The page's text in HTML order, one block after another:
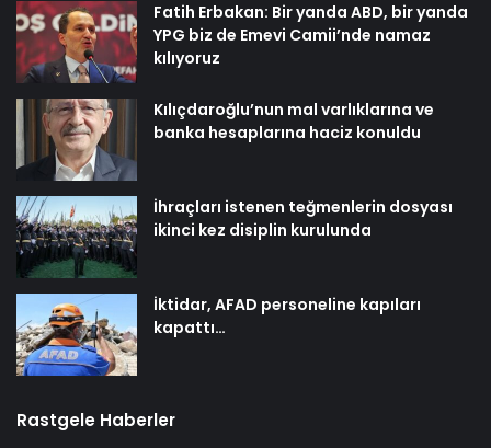
Fatih Erbakan: Bir yanda ABD, bir yanda
YPG biz de Emevi Camii’nde namaz
kılıyoruz
Kılıçdaroğlu’nun mal varlıklarına ve
banka hesaplarına haciz konuldu
İhraçları istenen teğmenlerin dosyası
ikinci kez disiplin kurulunda
İktidar, AFAD personeline kapıları
kapattı…
Rastgele Haberler